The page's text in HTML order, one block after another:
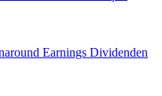
Earnings Dividenden